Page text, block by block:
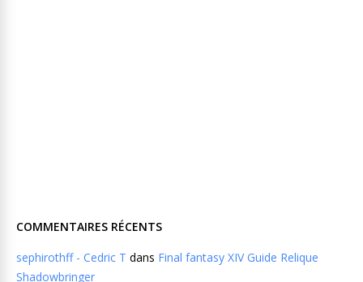
COMMENTAIRES RÉCENTS
sephirothff - Cedric T dans Final fantasy XIV Guide Relique
Shadowbringer